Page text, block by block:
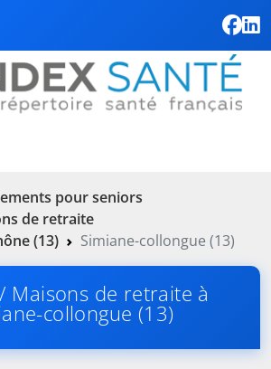
pour seniors
de retraite
(13)
Simiane-collongue (13)
Maisons de retraite à
collongue (13)